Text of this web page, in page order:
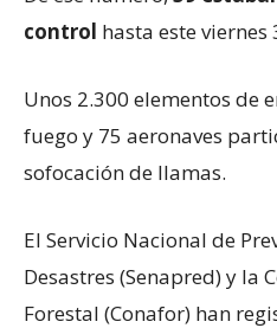
control hasta este viernes
Unos 2.300 elementos de
fuego y 75 aeronaves
sofocación de llamas.
El Servicio Nacional de
Desastres (Senapred) y la
Forestal (Conafor) han